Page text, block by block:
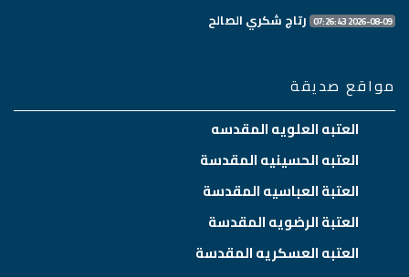
2026-08-09 07:26:43 رتاج شكري الصالح
مواقع صديقة
العتبه العلويه المقدسه
العتبه الحسينيه المقدسة
العتبة العباسيه المقدسة
العتبة الرضويه المقدسة
العتبه العسكريه المقدسة